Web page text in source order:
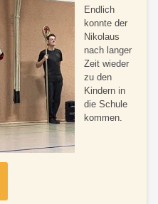
Endlich
konnte der
Nikolaus
nach langer
Zeit wieder
zu den
Kindern in
die Schule
kommen.